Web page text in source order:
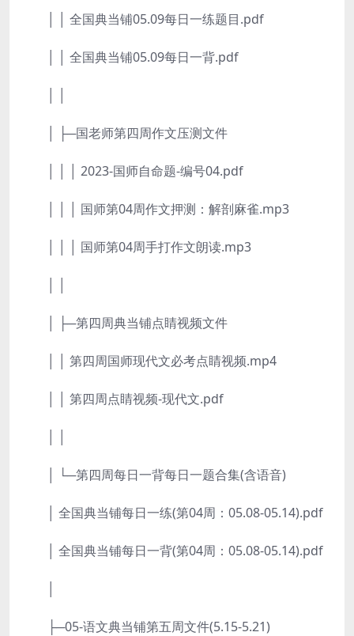
│ │ 全国典当铺05.09每日一练题目.pdf
│ │ 全国典当铺05.09每日一背.pdf
│ ├─国老师第四周作文压测文件
│ │ │ 2023-国师自命题-编号04.pdf
│ │ │ 国师第04周作文押测：解剖麻雀.mp3
│ │ │ 国师第04周手打作文朗读.mp3
│ ├─第四周典当铺点睛视频文件
│ │ 第四周国师现代文必考点睛视频.mp4
│ │ 第四周点睛视频-现代文.pdf
│ └─第四周每日一背每日一题合集(含语音)
│ 全国典当铺每日一练(第04周：05.08-05.14).pdf
│ 全国典当铺每日一背(第04周：05.08-05.14).pdf
├─05-语文典当铺第五周文件(5.15-5.21)